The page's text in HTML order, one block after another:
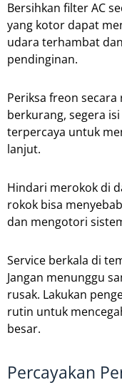
Bersihkan filter AC
yang kotor dapat
udara terhambat
pendinginan.
Periksa freon secara
berkurang, segera
terpercaya untuk
lanjut.
Hindari merokok di
rokok bisa
dan mengotori
Service berkala di
Jangan menunggu
rusak. Lakukan
rutin untuk
besar.
Percayakan